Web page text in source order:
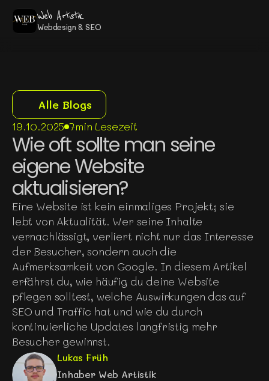
Web Artistik
Webdesign & SEO
Alle Blogs
19.10.2025 7min Lesezeit
Wie oft sollte man seine
eigene Website
aktualisieren?
Eine Website ist kein einmaliges Projekt; sie
lebt von Aktualität. Wer seine Inhalte
vernachlässigt, verliert nicht nur das Interesse
der Besucher, sondern auch die
Aufmerksamkeit von Google. In diesem Artikel
erfährst du, wie häufig du deine Website
pflegen solltest, welche Auswirkungen das auf
SEO und Traffic hat und wie du durch
kontinuierliche Updates langfristig mehr
Besucher gewinnst.
Lukas Früh
Inhaber Web Artistik